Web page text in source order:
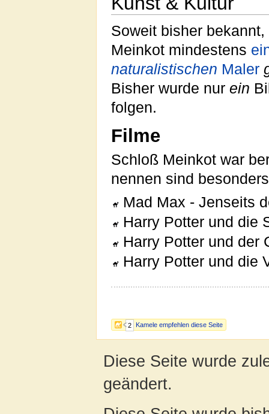
2 Kamele empfehlen diese Seite
Soweit bisher
Meinkot mindestens
naturalistischen Maler
Bisher wurde nur ein
folgen.
Filme
Schloß Meinkot war
nennen sind
Mad Max - Jenseits
Harry Potter und die
Harry Potter und der
Harry Potter und die
Diese Seite wurde
geändert.